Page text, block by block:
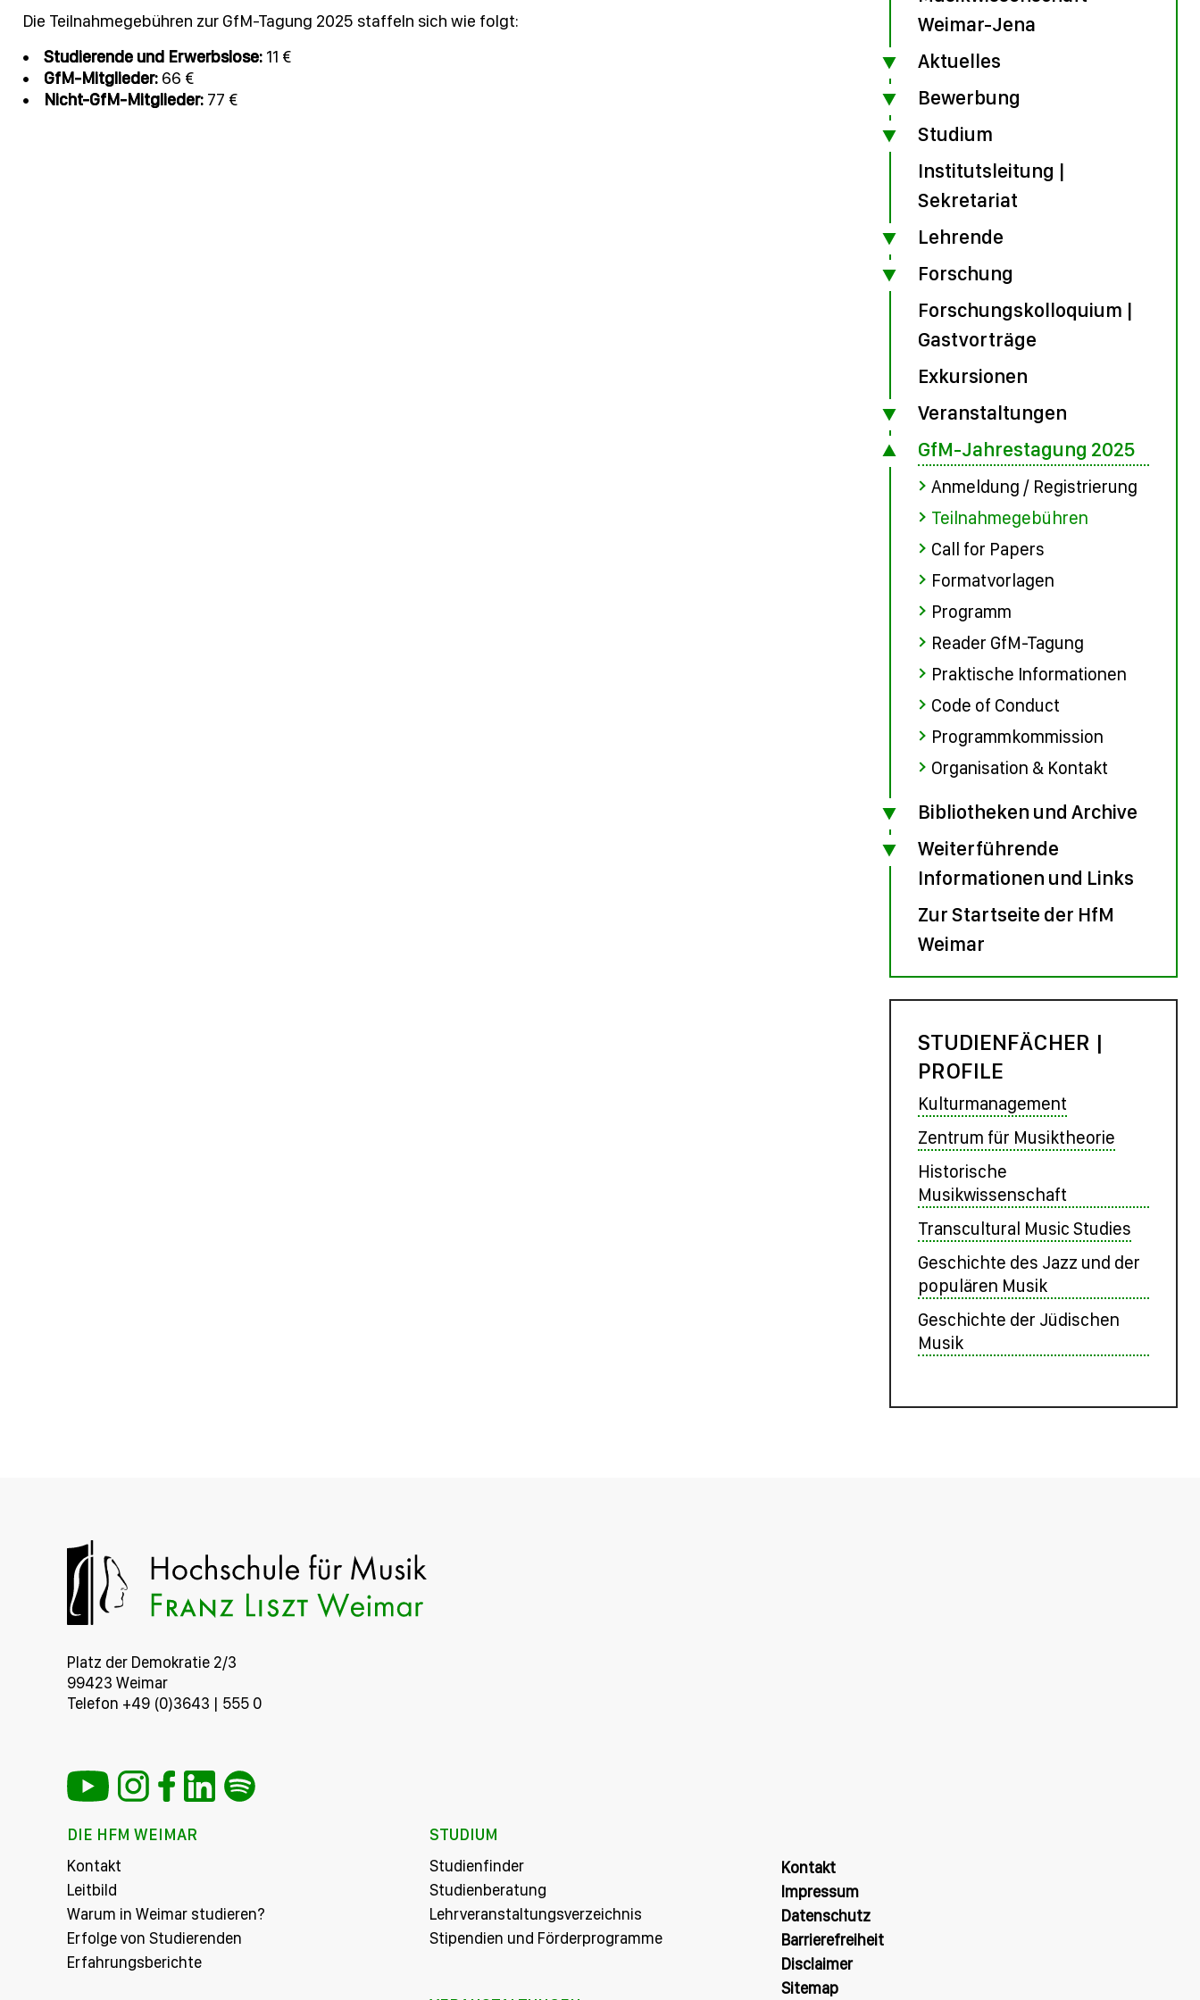
Die Teilnahmegebühren zur GfM-Tagung 2025 staffeln sich wie folgt:
• Studierende und Erwerbslose: 11 €
• GfM-Mitglieder: 66 €
• Nicht-GfM-Mitglieder: 77 €
Weimar-Jena
Aktuelles
Bewerbung
Studium
Institutsleitung |
Sekretariat
Lehrende
Forschung
Forschungskolloquium |
Gastvorträge
Exkursionen
Veranstaltungen
GfM-Jahrestagung 2025
Anmeldung / Registrierung
Teilnahmegebühren
Call for Papers
Formatvorlagen
Programm
Reader GfM-Tagung
Praktische Informationen
Code of Conduct
Programmkommission
Organisation & Kontakt
Bibliotheken und Archive
Weiterführende
Informationen und Links
Zur Startseite der HfM
Weimar
STUDIENFÄCHER |
PROFILE
Kulturmanagement
Zentrum für Musiktheorie
Historische
Musikwissenschaft
Transcultural Music Studies
Geschichte des Jazz und der
populären Musik
Geschichte der Jüdischen
Musik
Platz der Demokratie 2/3
99423 Weimar
Telefon +49 (0)3643 | 555 0
DIE HFM WEIMAR
Kontakt
Leitbild
Warum in Weimar studieren?
Erfolge von Studierenden
Erfahrungsberichte
STUDIUM
Studienfinder
Studienberatung
Lehrveranstaltungsverzeichnis
Stipendien und Förderprogramme
Kontakt
Impressum
Datenschutz
Barrierefreiheit
Disclaimer
Sitemap